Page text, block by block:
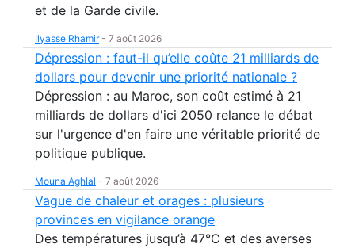
et de la Garde civile.
Ilyasse Rhamir- 7 août 2026
Dépression : faut-il qu’elle coûte 21 milliards de
dollars pour devenir une priorité nationale ?
Dépression : au Maroc, son coût estimé à 21
milliards de dollars d'ici 2050 relance le débat
sur l'urgence d'en faire une véritable priorité de
politique publique.
Mouna Aghlal - 7 août 2026
Vague de chaleur et orages : plusieurs
provinces en vigilance orange
Des températures jusqu’à 47°C et des averses